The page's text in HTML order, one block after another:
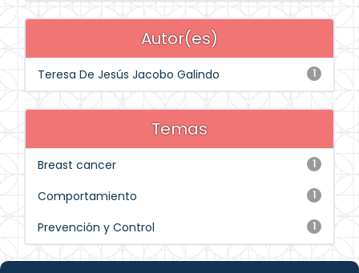
Autor(es)
1
Teresa De Jesús Jacobo Galindo
Temas
1
Breast cancer
1
Comportamiento
1
Prevención y Control